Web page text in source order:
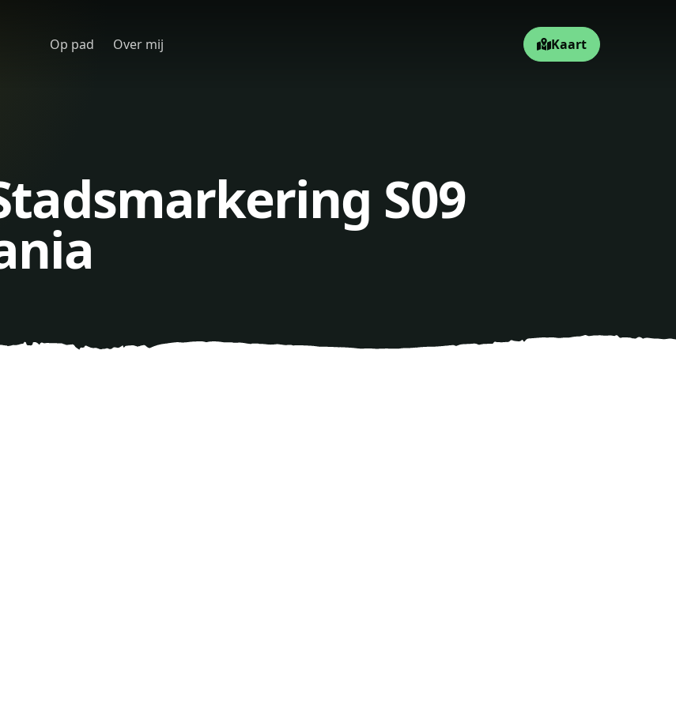
Op pad Over mij Kaart
S09